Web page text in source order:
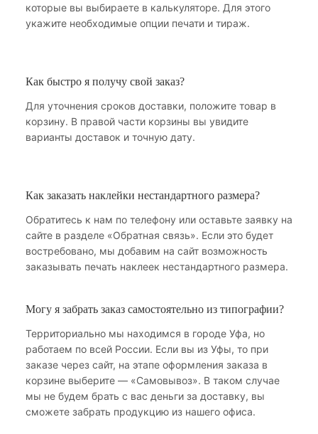
которые вы выбираете в калькуляторе. Для этого
укажите необходимые опции печати и тираж.
Как быстро я получу свой заказ?
Для уточнения сроков доставки, положите товар в
корзину. В правой части корзины вы увидите
варианты доставок и точную дату.
Как заказать наклейки нестандартного размера?
Обратитесь к нам по телефону или оставьте заявку на
сайте в разделе «Обратная связь». Если это будет
востребовано, мы добавим на сайт возможность
заказывать печать наклеек нестандартного размера.
Могу я забрать заказ самостоятельно из типографии?
Территориально мы находимся в городе Уфа, но
работаем по всей России. Если вы из Уфы, то при
заказе через сайт, на этапе оформления заказа в
корзине выберите — «Самовывоз». В таком случае
мы не будем брать с вас деньги за доставку, вы
сможете забрать продукцию из нашего офиса.